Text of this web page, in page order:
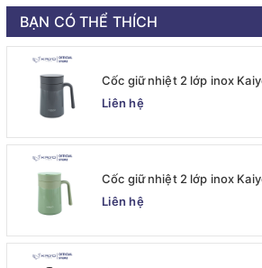
BẠN CÓ THỂ THÍCH
Cốc giữ nhiệt 2 lớp inox
màu ghi [mã KTM-6667]
Liên hệ
Cốc giữ nhiệt 2 lớp inox
màu xanh mint [mã KTM-
Liên hệ